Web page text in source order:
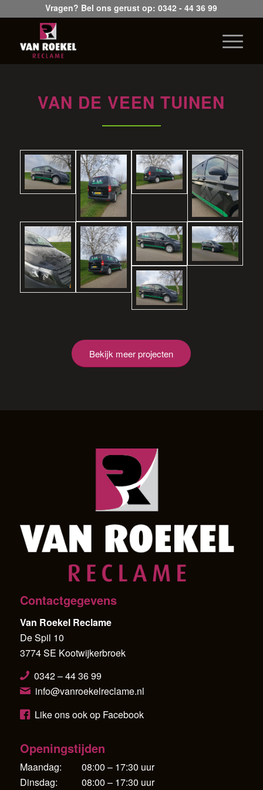
Vragen? Bel ons gerust op:0342 - 44 36 99
VAN DE VEEN TUINEN
Bekijk meer projecten
Contactgegevens
Van Roekel Reclame
De Spil 10
3774 SE Kootwijkerbroek
0342 – 44 36 99
info@vanroekelreclame.nl
Like ons ook op Facebook
Openingstijden
Maandag:
08:00 – 17:30 uur
Dinsdag:
08:00 – 17:30 uur